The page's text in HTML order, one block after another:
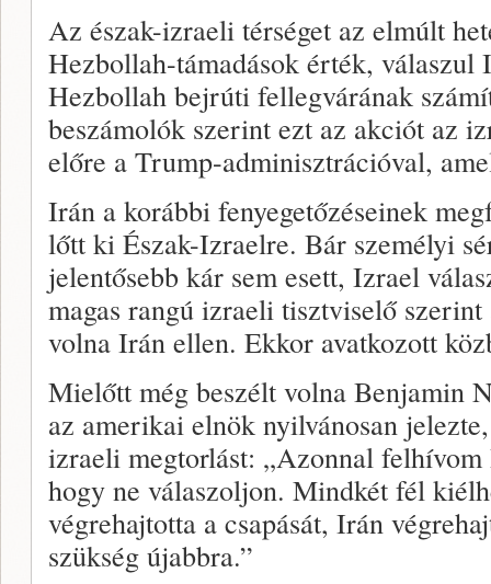
Az észak-izraeli térséget az elmúlt
Hezbollah-támadások érték, válaszul
Hezbollah bejrúti fellegvárának
beszámolók szerint ezt az akciót az
előre a Trump-adminisztrációval,
Irán a korábbi fenyegetőzéseinek
lőtt ki Észak-Izraelre. Bár személyi
jelentősebb kár sem esett, Izrael
magas rangú izraeli tisztviselő
volna Irán ellen. Ekkor avatkozott
Mielőtt még beszélt volna Benjamin
az amerikai elnök nyilvánosan
izraeli megtorlást: „Azonnal
hogy ne válaszoljon. Mindkét fél
végrehajtotta a csapását, Irán
szükség újabbra.”